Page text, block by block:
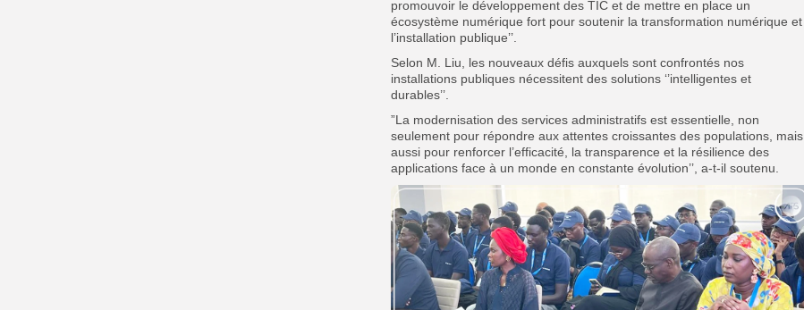
promouvoir le développement des TIC et de mettre en place un
écosystème numérique fort pour soutenir la transformation numérique et
l’installation publique’’.
Selon M. Liu, les nouveaux défis auxquels sont confrontés nos
installations publiques nécessitent des solutions ‘’intelligentes et
durables’’.
”La modernisation des services administratifs est essentielle, non
seulement pour répondre aux attentes croissantes des populations, mais
aussi pour renforcer l’efficacité, la transparence et la résilience des
applications face à un monde en constante évolution’’, a-t-il soutenu.